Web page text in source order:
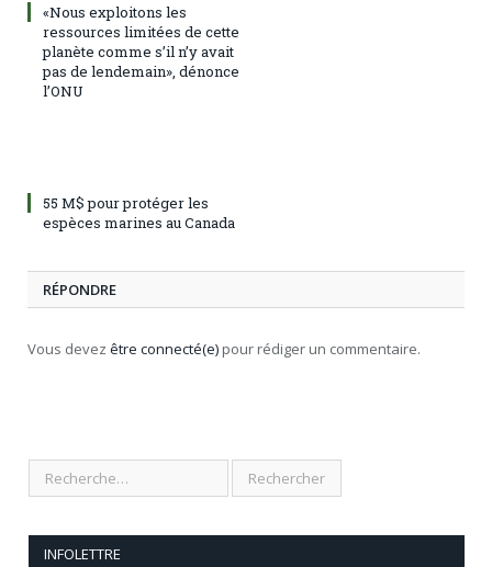
«Nous exploitons les
ressources limitées de cette
planète comme s’il n’y avait
pas de lendemain», dénonce
l’ONU
55 M$ pour protéger les
espèces marines au Canada
RÉPONDRE
Vous devez être connecté(e) pour rédiger un commentaire.
INFOLETTRE